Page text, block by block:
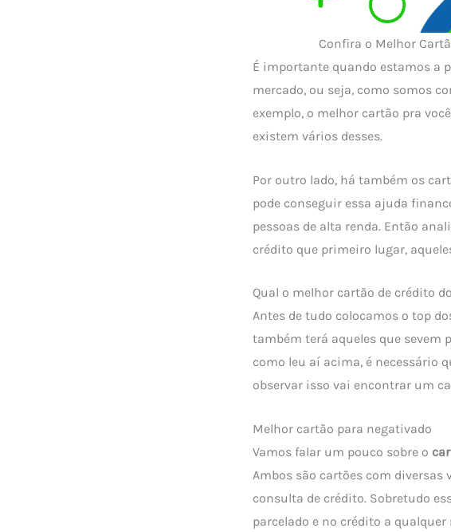
Confira o Melhor
É importante quando estamos a
mercado, ou seja, como somos
exemplo, o melhor cartão pra
existem vários desses.
Por outro lado, há também os
pode conseguir essa ajuda
pessoas de alta renda. Então
crédito que primeiro lugar,
Qual o melhor cartão de crédito
Antes de tudo colocamos o top
também terá aqueles que sevem
como leu aí acima, é necessário
observar isso vai encontrar um
Melhor cartão para negativado
Vamos falar um pouco sobre o
Ambos são cartões com diversas
consulta de crédito. Sobretudo
parcelado e no crédito a